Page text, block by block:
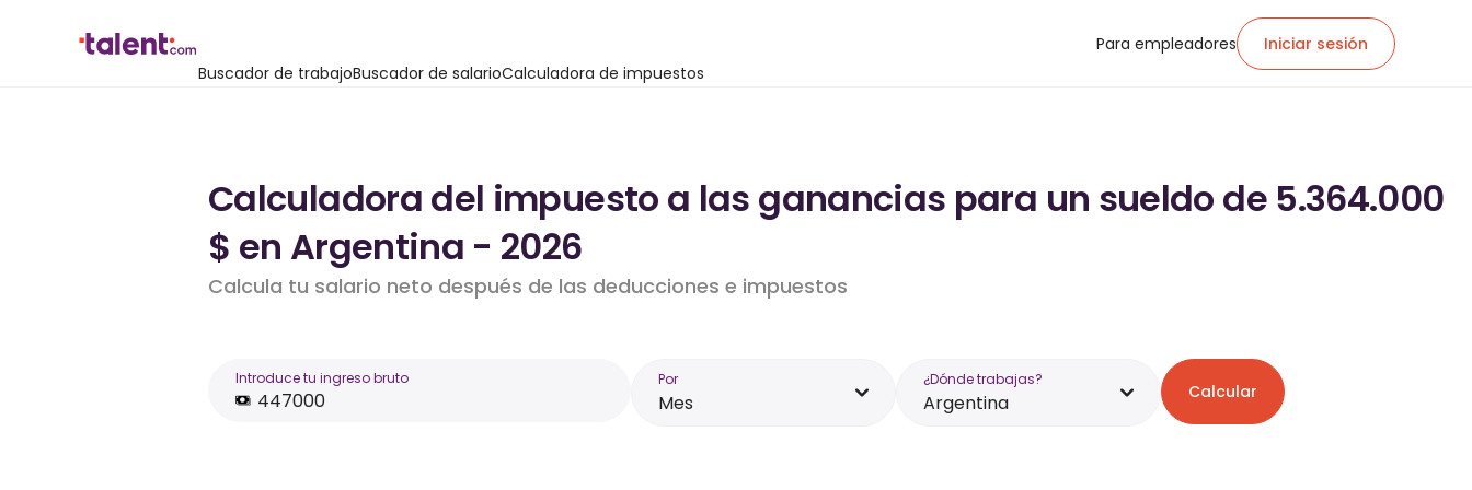
Buscador de trabajoBuscador de salarioCalculadora de impuestos
Para empleadores Iniciar sesión
Calculadora del impuesto a las ganancias para un sueldo de 5.364.000
$ en Argentina - 2026
Calcula tu salario neto después de las deducciones e impuestos
Introduce tu ingreso bruto Por
Mes
¿Dónde trabajas?
Argentina Calcular